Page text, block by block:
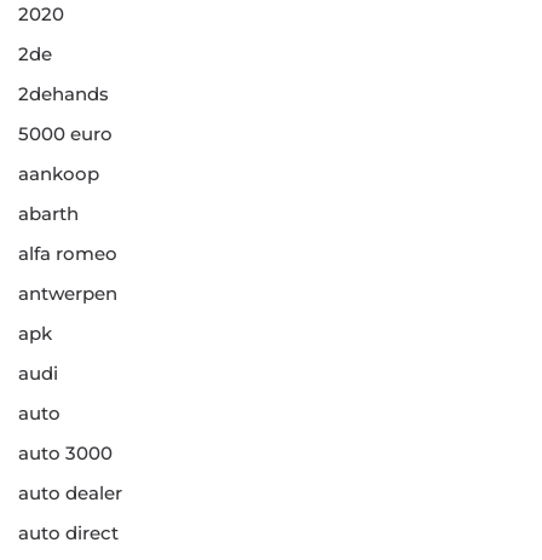
2020
2de
2dehands
5000 euro
aankoop
abarth
alfa romeo
antwerpen
apk
audi
auto
auto 3000
auto dealer
auto direct